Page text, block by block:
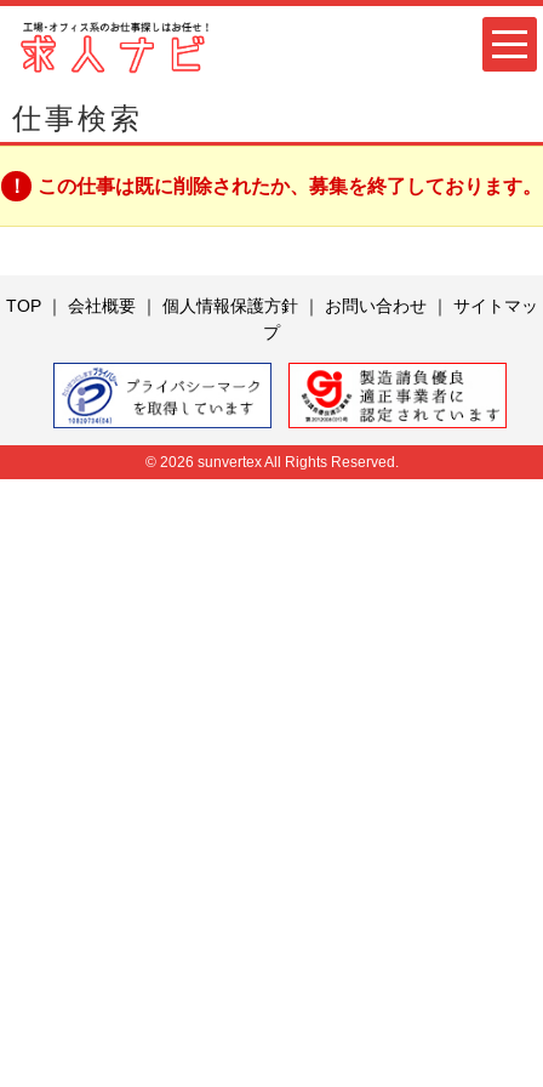
仕事検索
この仕事は既に削除されたか、募集を終了しております。
TOP｜ 会社概要｜ 個人情報保護方針｜ お問い合わせ｜ サイトマッ
プ
© 2026 sunvertex All Rights Reserved.